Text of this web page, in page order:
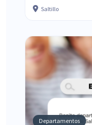
Saltillo
Departamentos